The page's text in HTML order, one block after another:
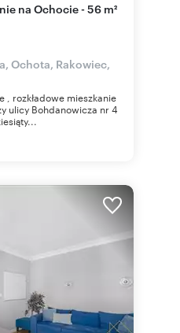
Ochota, Rakowiec,
, rozkładowe mieszkanie
ulicy Bohdanowicza nr 4